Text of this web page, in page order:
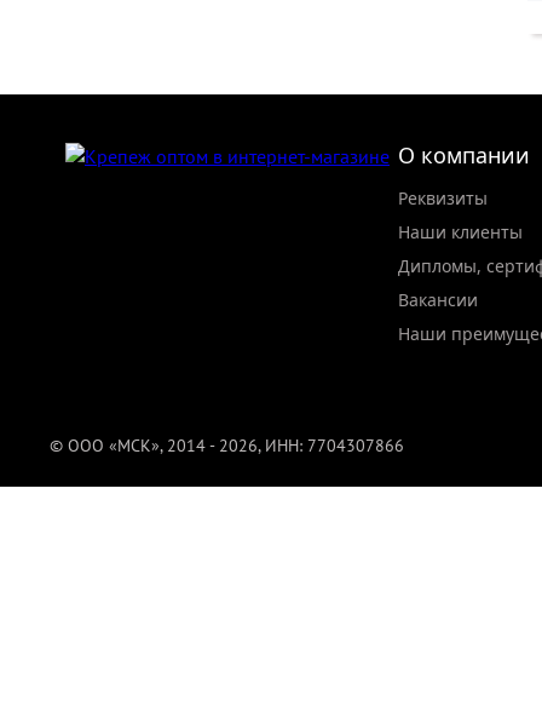
О компании
Реквизиты
Наши клиенты
Дипломы,
Вакансии
Наши
© ООО «МСК», 2014 - 2026, ИНН: 7704307866